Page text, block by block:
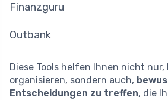
Finanzguru
Outbank
Diese Tools helfen Ihnen nicht nur,
organisieren, sondern auch,
Entscheidungen zu treffen, die